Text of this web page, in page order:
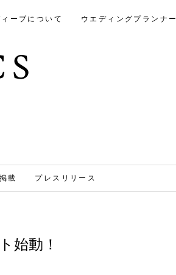
ーブについて ウエディングプランナー
載 プレスリリース
始動！